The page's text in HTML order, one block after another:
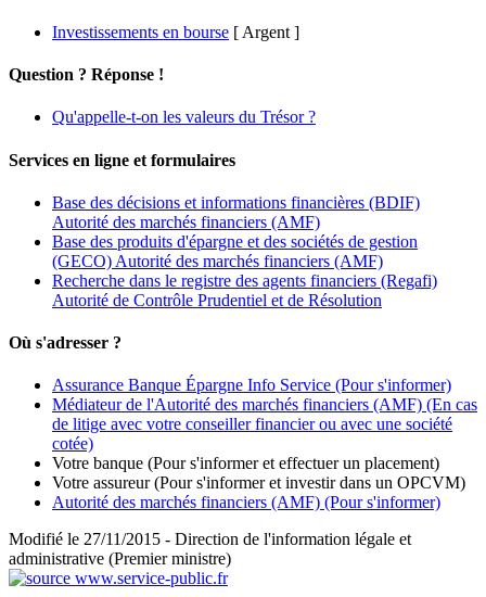
Investissements en bourse [ Argent ]
Question ? Réponse !
Qu'appelle-t-on les valeurs du Trésor ?
Services en ligne et formulaires
Base des décisions et informations financières (BDIF)
Autorité des marchés financiers (AMF)
Base des produits d'épargne et des sociétés de gestion
(GECO) Autorité des marchés financiers (AMF)
Recherche dans le registre des agents financiers (Regafi)
Autorité de Contrôle Prudentiel et de Résolution
Où s'adresser ?
Assurance Banque Épargne Info Service (Pour s'informer)
Médiateur de l'Autorité des marchés financiers (AMF) (En cas
de litige avec votre conseiller financier ou avec une société
cotée)
Votre banque (Pour s'informer et effectuer un placement)
Votre assureur(Pour s'informer et investir dans un OPCVM)
Autorité des marchés financiers (AMF) (Pour s'informer)
Modifié le 27/11/2015 - Direction de l'information légale et
administrative (Premier ministre)